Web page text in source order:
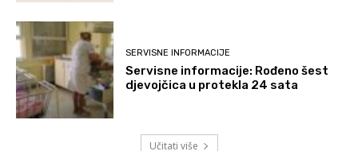
SERVISNE INFORMACIJE
Servisne informacije: Rođeno šest
djevojčica u protekla 24 sata
Učitati više